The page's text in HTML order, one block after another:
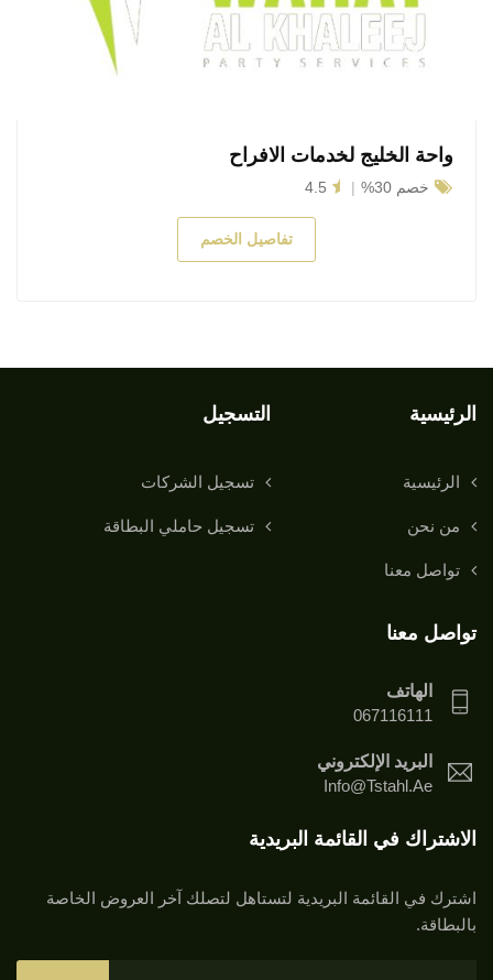
واحة الخليج لخدمات الافراح
خصم 30% 4.5
تفاصيل الخصم
الرئيسية
الرئيسية
من نحن
تواصل معنا
التسجيل
تسجيل الشركات
تسجيل حاملي البطاقة
تواصل معنا
الهاتف
067116111
البريد الإلكتروني
Info@tstahl.ae
الاشتراك في القائمة البريدية
اشترك في القائمة البريدية لتستاهل لتصلك آخر العروض الخاصة
بالبطاقة.